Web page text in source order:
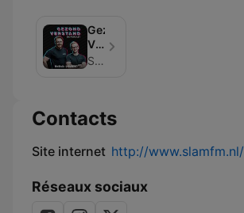
Gezond
Verstand
deSLAM!
Contacts
Site internet http://www.slamfm.nl/
Réseaux sociaux